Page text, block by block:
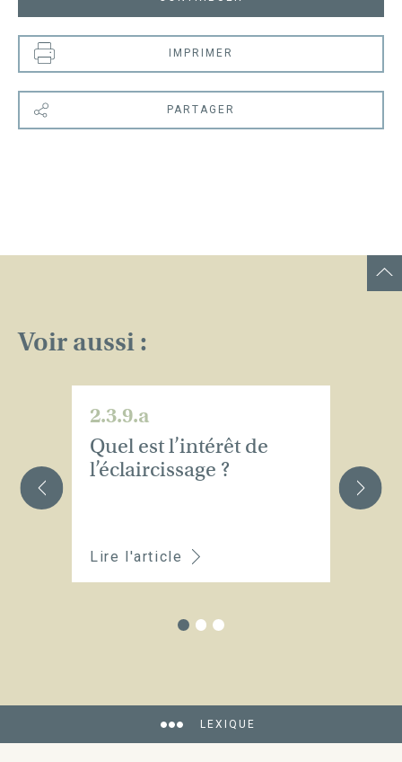
IMPRIMER
PARTAGER
Voir aussi :
2.3.9.a
Quel est l’intérêt de
l’éclaircissage ?
Lire l'article
LEXIQUE